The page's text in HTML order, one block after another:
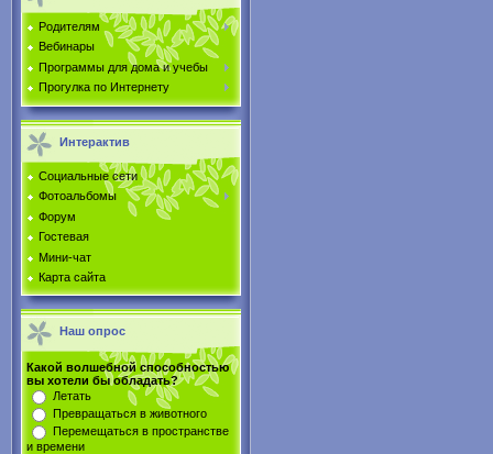
Родителям
Вебинары
Программы для дома и учебы
Прогулка по Интернету
Интерактив
Социальные сети
Фотоальбомы
Форум
Гостевая
Мини-чат
Карта сайта
Наш опрос
Какой волшебной способностью
вы хотели бы обладать?
Летать
Превращаться в животного
Перемещаться в пространстве
и времени